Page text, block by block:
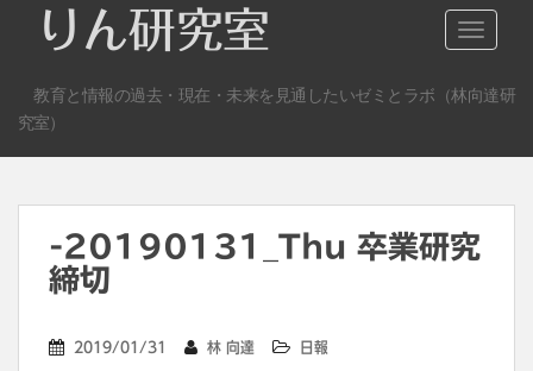
o
りん研究室
教育と情報の過去・現在・未来を見通したいゼミとラボ（林向達研
究室）
-20190131_Thu 卒業研究
締切
2019/01/31 林 向達 日報